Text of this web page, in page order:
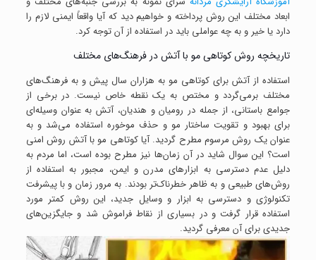
ابعاد مختلف این روش پرداخته و خواهیم دید که آیا واقعاً ایمنی لازم را
دارد یا خیر و به چه عواملی باید در استفاده از آن توجه کرد.
تاریخچه روش کوتاهی مو با آتش در فرهنگ‌های مختلف
استفاده از آتش برای کوتاهی مو به هزاران سال پیش و به فرهنگ‌های
مختلف برمی‌گردد و مختص به یک نقطه خاص نیست. در برخی از
جوامع باستانی، از جمله در رومیان و هندیان، آتش به عنوان وسیله‌ای
برای بهبود و تقویت ساختار مو و حذف موخوره استفاده می‌شد و به
عنوان یک روش مرسوم مطرح گردید. آیا کوتاهی مو با آتش روش امنی
است؟ این سوال شاید در آن زمان‌ها نیز مطرح بوده است، اما مردم به
دلیل عدم دسترسی به ابزارهای مدرن و ایمن، مجبور به استفاده از
روش‌های طبیعی و به ظاهر خطرناک‌تر بودند. به مرور زمان و با پیشرفت
تکنولوژی و دسترسی به ابزار و وسایل جدید، این روش کمتر مورد
استفاده قرار گرفت و در بسیاری از نقاط فراموش شد و جایگزین‌های
جدیدی برای آن معرفی گردید.